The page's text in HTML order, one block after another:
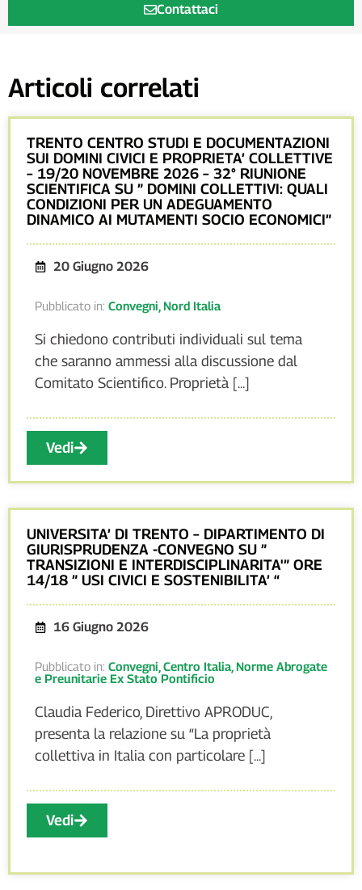
Contattaci
Articoli correlati
TRENTO CENTRO STUDI E DOCUMENTAZIONI
SUI DOMINI CIVICI E PROPRIETA’ COLLETTIVE
– 19/20 NOVEMBRE 2026 – 32° RIUNIONE
SCIENTIFICA SU ” DOMINI COLLETTIVI: QUALI
CONDIZIONI PER UN ADEGUAMENTO
DINAMICO AI MUTAMENTI SOCIO ECONOMICI”
20 Giugno 2026
Pubblicato in: Convegni, Nord Italia
Si chiedono contributi individuali sul tema
che saranno ammessi alla discussione dal
Comitato Scientifico. Proprietà [...]
Vedi
UNIVERSITA’ DI TRENTO – DIPARTIMENTO DI
GIURISPRUDENZA -CONVEGNO SU ”
TRANSIZIONI E INTERDISCIPLINARITA'” ORE
14/18 ” USI CIVICI E SOSTENIBILITA’ “
16 Giugno 2026
Pubblicato in: Convegni, Centro Italia, Norme Abrogate
e Preunitarie Ex Stato Pontificio
Claudia Federico, Direttivo APRODUC,
presenta la relazione su “La proprietà
collettiva in Italia con particolare [...]
Vedi